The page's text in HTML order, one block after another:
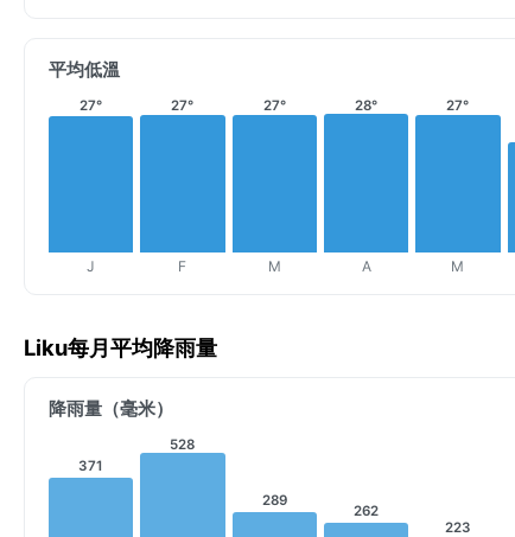
平均低溫
27°
J
27°
F
27°
M
28°
A
27°
M
Liku每月平均降雨量
降雨量（毫米）
371
528
289
262
223